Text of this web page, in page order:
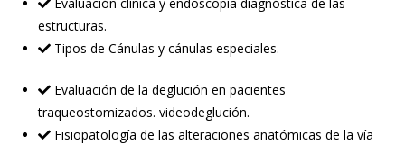
estructuras.
Tipos de Cánulas y cánulas especiales.
Evaluación de la deglución en pacientes
traqueostomizados. videodeglución.
Fisiopatología de las alteraciones anatómicas de la vía